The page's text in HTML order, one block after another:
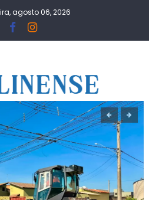
agosto 06, 2026